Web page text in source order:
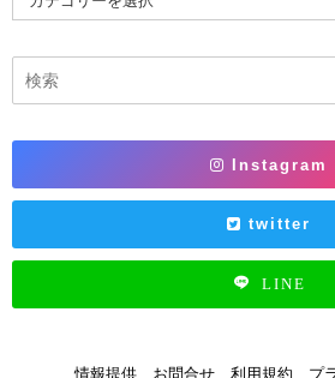
Instagram
twitter
LINE
情報提供 お問合せ 利用規約 プ